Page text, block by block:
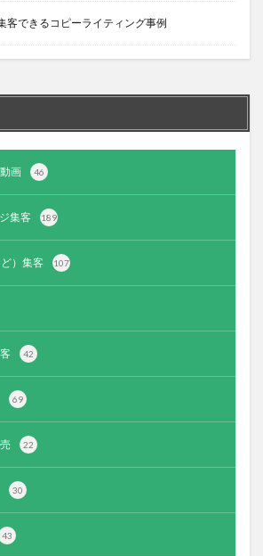
客できるコピーライティング事例
画 46
集客 189
）集客 107
42
69
22
30
43